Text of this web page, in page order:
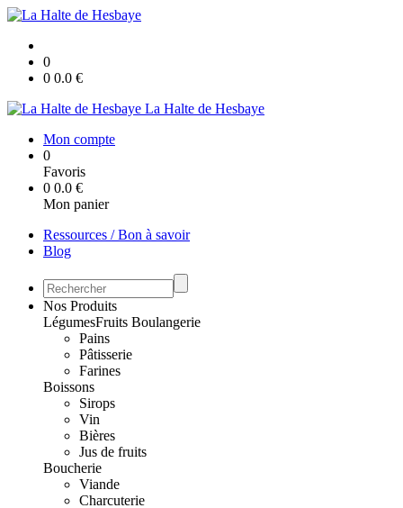
0
0 0.0 €
La Halte de Hesbaye
Mon compte
0
Favoris
0 0.0 €
Mon panier
Ressources / Bon à savoir
Blog
Nos Produits
LégumesFruits Boulangerie
Pains
Pâtisserie
Farines
Boissons
Sirops
Vin
Bières
Jus de fruits
Boucherie
Viande
Charcuterie